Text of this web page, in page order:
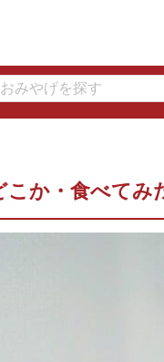
か・食べてみ